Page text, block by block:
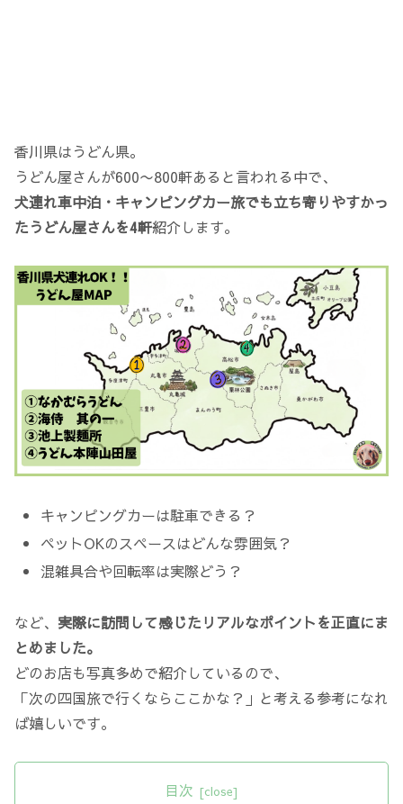
香川県はうどん県。
うどん屋さんが600〜800軒あると言われる中で、
犬連れ車中泊・キャンピングカー旅でも立ち寄りやすかっ
たうどん屋さんを4軒紹介します。
キャンピングカーは駐車できる？
ペットOKのスペースはどんな雰囲気？
混雑具合や回転率は実際どう？
など、 実際に訪問して感じたリアルなポイントを正直にま
とめました。
どのお店も写真多めで紹介しているので、
「次の四国旅で行くならここかな？」と考える参考になれ
ば嬉しいです。
目次